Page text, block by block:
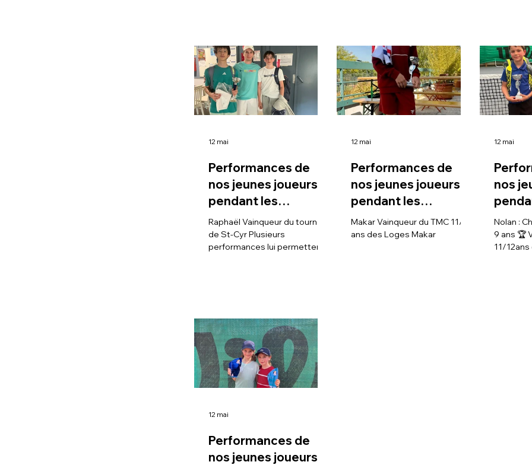
Performances de
nos jeunes joueurs
pendant les
vacances de
Printemps
Raphaël Vainqueur du tournoi
de St-Cyr Plusieurs
performances lui permettent
12 mai
Performances de
nos jeunes joueurs
pendant les
vacances de
Printemps
Makar Vainqueur du TMC 11/12
ans des Loges Makar
12 mai
nos
Nolan : Champion des Yvelines
9 ans 🏆
11/12ans
12 mai
Performances de
nos jeunes joueurs
12 mai